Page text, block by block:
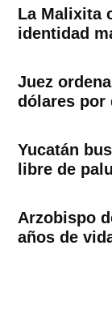
La Malixita
identidad
Juez
dólares por
Yucatán
libre de
Arzobispo
años de